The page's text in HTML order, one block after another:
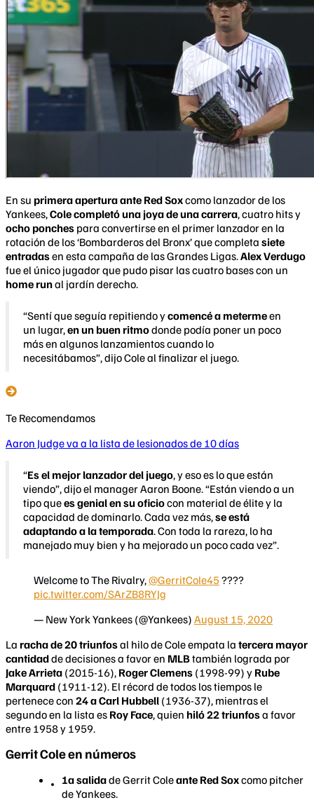
En su primera apertura ante Red Soxcomo lanzador de los
Yankees,Cole completó una joya de una carrera, cuatro hits y
ocho ponches para convertirse en el primer lanzador en la
rotación de los ‘Bombarderos del Bronx’ que completa siete
entradasen esta campaña de las Grandes Ligas.Alex Verdugo
fue el único jugador que pudo pisar las cuatro bases con un
home runal jardín derecho.
“Sentí que seguía repitiendo ycomencé a metermeen
un lugar,en un buen ritmodonde podía poner un poco
más en algunos lanzamientos cuando lo
necesitábamos”, dijo Cole al finalizar el juego.
Te Recomendamos
Aaron Judge va a la lista de lesionados de 10 días
“Es el mejor lanzador del juego, y eso es lo que están
viendo”, dijo el manager Aaron Boone. “Están viendo a un
tipo quees genial en su oficiocon material de élite y la
capacidad de dominarlo. Cada vez más,se está
adaptando a la temporada. Con toda la rareza, lo ha
manejado muy bien y ha mejorado un poco cada vez”.
Welcome to The Rivalry,@GerritCole45????
pic.twitter.com/SArZB8RYJg
— New York Yankees (@Yankees) August 15, 2020
La racha de 20 triunfosal hilo de Cole empata la tercera mayor
cantidadde decisiones a favor en MLBtambién lograda por
Jake Arrieta (2015-16), Roger Clemens (1998-99) y Rube
Marquard (1911-12). El récord de todos los tiempos le
pertenece con 24 a Carl Hubbell (1936-37), mientras el
segundo en la lista es Roy Face, quien hiló 22 triunfosa favor
entre 1958 y 1959.
Gerrit Cole en números
1a salidade Gerrit Coleante Red Soxcomo pitcher
de Yankees.